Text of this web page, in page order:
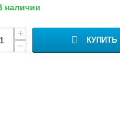
наличии
+
−
КУПИТЬ